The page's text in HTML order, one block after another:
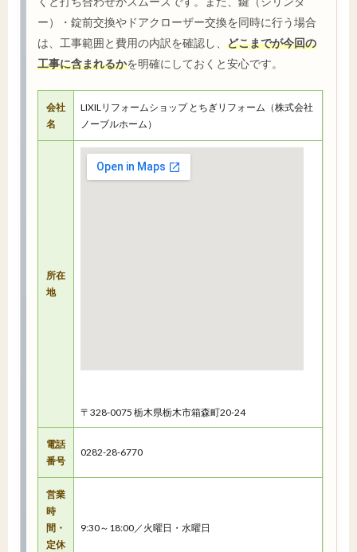
ー）・錠前交換やドアクローザー交換を同時に行う場合
は、工事範囲と費用の内訳を確認し、 どこまでが今回の
工事に含まれるかを明確にしておくと安心です。
会社
名
LIXILリフォームショップ とちぎリフォーム（株式会社
ノーブルホーム）
所在
地
〒328-0075 栃木県栃木市箱森町20-24
電話
番号
0282-28-6770
営業
時
間・
定休
9:30～18:00／火曜日・水曜日